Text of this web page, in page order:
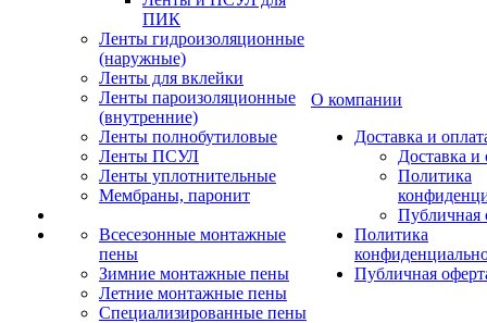
ПИК
Ленты гидроизоляционные
(наружные)
Ленты для вклейки
Ленты пароизоляционные
(внутренние)
Ленты полнобутиловые
Ленты ПСУЛ
Ленты уплотнительные
Мембраны, паронит
Всесезонные монтажные
пены
Зимние монтажные пены
Летние монтажные пены
Специализированные пены
О компании
Доставка и
Доставка и
Политика
Публичная
Политика
Публичная